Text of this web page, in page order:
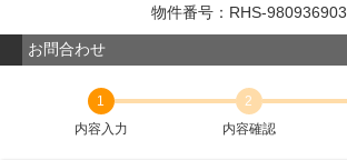
物件番号：RHS-980936903
お問合わせ
1
内容入力
2
内容確認